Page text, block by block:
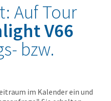
Auf Tour
V66
bzw.
im Kalender ein und